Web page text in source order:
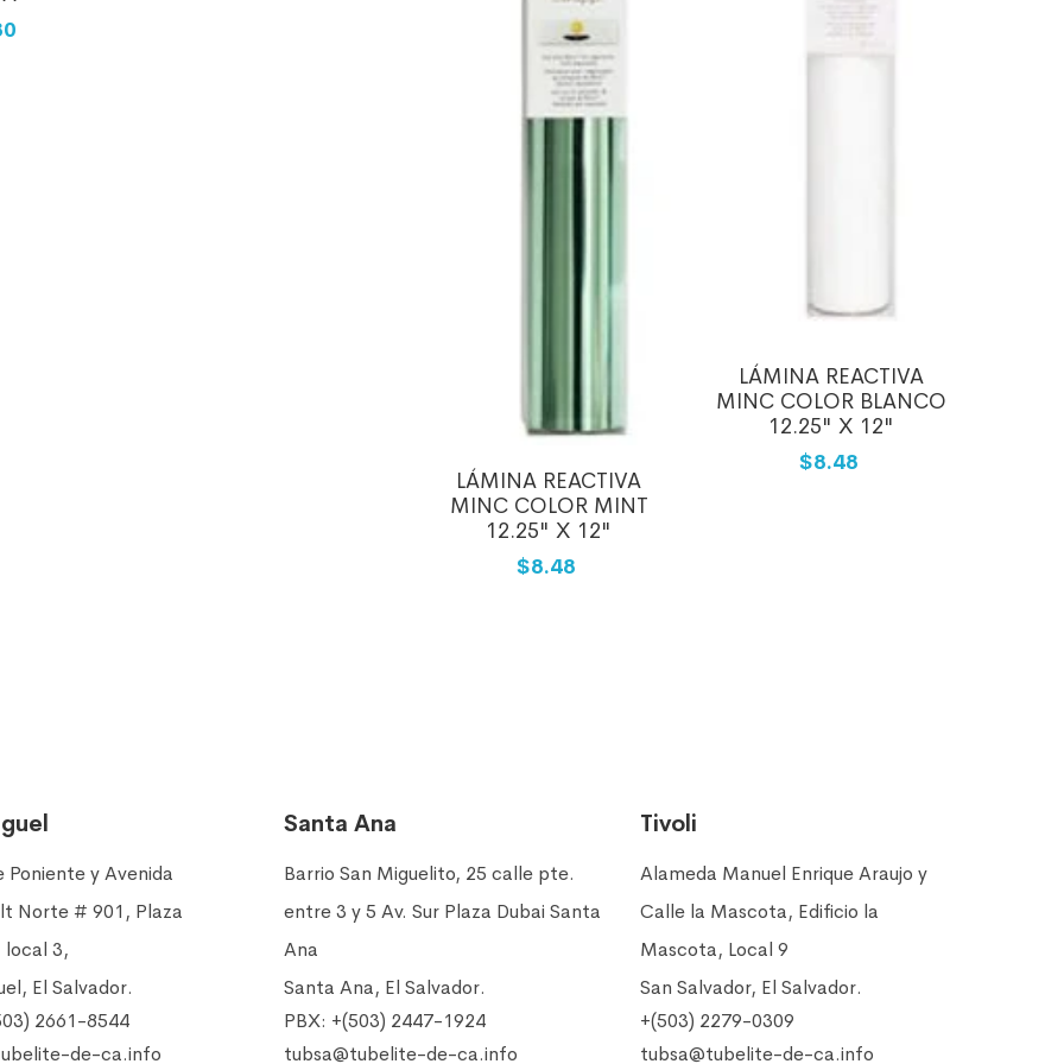
LÁMINA REACTIVA
MINC COLOR MINT
12.25" X 12"
$8.48
LÁMINA REACTIVA
MINC COLOR BLANCO
12.25" X 12"
$8.48
Poniente y Avenida
Norte # 901, Plaza
local 3,
El Salvador.
2661-8544
de-ca.info
Santa Ana
Barrio San Miguelito, 25 calle pte.
entre 3 y 5 Av. Sur Plaza Dubai Santa
Ana
Santa Ana, El Salvador.
PBX: +(503) 2447-1924
tubsa@tubelite-de-ca.info
Tivoli
Alameda Manuel Enrique Araujo y
Calle la Mascota, Edificio la
Mascota, Local 9
San Salvador, El Salvador.
+(503) 2279-0309
tubsa@tubelite-de-ca.info